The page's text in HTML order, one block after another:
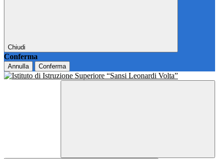
Chiudi
Conferma
Annulla Conferma